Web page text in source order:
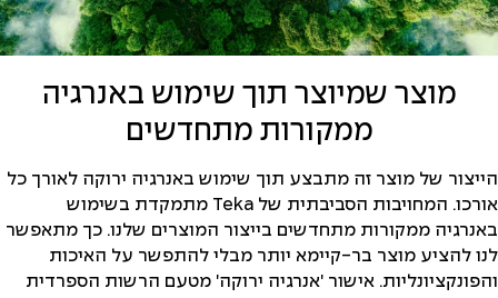
מוצר שמיוצר תוך שימוש באנרגיה
ממקורות מתחדשים
הייצור של מוצר זה מתבצע תוך שימוש באנרגיה ירוקה לאורך כל
אורכו. המחויבות הסביבתית של Teka מתמקדת בשימוש
באנרגיה ממקורות מתחדשים בייצור המוצרים שלנו. כך מתאפשר
לנו להציע מוצר בר-קיימא יותר מבלי להתפשר על האיכות
והפונקציונליות. אישור 'אנרגיה ירוקה' מטעם הרשות הספרדית